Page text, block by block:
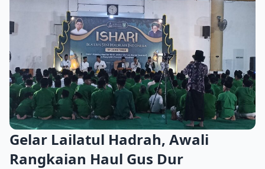
Gelar Lailatul Hadrah, Awali
Rangkaian Haul Gus Dur